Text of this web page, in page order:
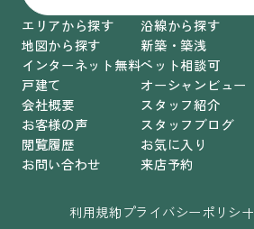
エリアから探す
地図から探す
インターネット無料
戸建て
会社概要
お客様の声
閲覧履歴
お問い合わせ
沿線から探す
新築・築浅
ペット相談可
オーシャンビュー
スタッフ紹介
スタッフブログ
お気に入り
来店予約
利用規約プライバシーポリシー